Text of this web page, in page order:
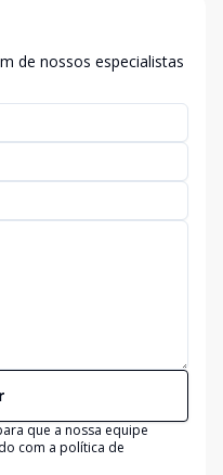
de nossos especialistas
que a nossa equipe
com a política de